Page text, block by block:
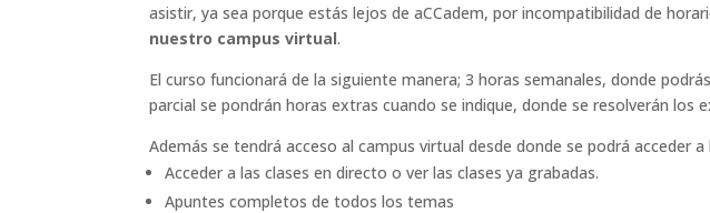
asistir, ya sea porque estás lejos de aCCadem, por incompatibilidad de
nuestro campus virtual.
El curso funcionará de la siguiente manera; 3 horas semanales, donde
parcial se pondrán horas extras cuando se indique, donde se resolverán los
Además se tendrá acceso al campus virtual desde donde se podrá acceder
Acceder a las clases en directo o ver las clases ya grabadas.
Apuntes completos de todos los temas